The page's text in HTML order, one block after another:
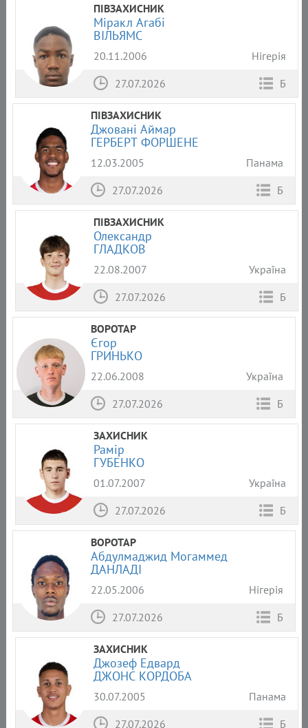
ПІВЗАХИСНИК
Міракл Агабі
ВІЛЬЯМС
20.11.2006
Нігерія
27.07.2026
Б
ПІВЗАХИСНИК
Джовані Аймар
ГЕРБЕРТ ФОРШЕНЕ
12.03.2005
Панама
27.07.2026
Б
ПІВЗАХИСНИК
Олександр
ГЛАДКОВ
22.08.2007
Україна
27.07.2026
Б
ВОРОТАР
Єгор
ГРИНЬКО
22.06.2008
Україна
27.07.2026
Б
ЗАХИСНИК
Рамір
ГУБЕНКО
01.07.2007
Україна
27.07.2026
Б
ВОРОТАР
Абдулмаджид Могаммед
ДАНЛАДІ
22.05.2006
Нігерія
27.07.2026
Б
ЗАХИСНИК
Джозеф Едвард
ДЖОНС КОРДОБА
30.07.2005
Панама
27.07.2026
Б